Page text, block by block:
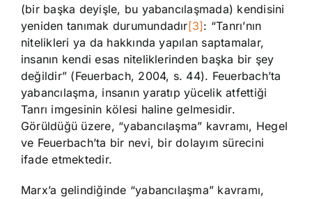
(bir başka deyişle, bu yabancılaşmada) kendisini
yeniden tanımak durumundadır[3]: “Tanrı’nın
nitelikleri ya da hakkında yapılan saptamalar,
insanın kendi esas niteliklerinden başka bir şey
değildir” (Feuerbach, 2004, s. 44). Feuerbach’ta
yabancılaşma, insanın yaratıp yücelik atfettiği
Tanrı imgesinin kölesi haline gelmesidir.
Görüldüğü üzere, “yabancılaşma” kavramı, Hegel
ve Feuerbach’ta bir nevi, bir dolayım sürecini
ifade etmektedir.
Marx’a gelindiğinde “yabancılaşma” kavramı,